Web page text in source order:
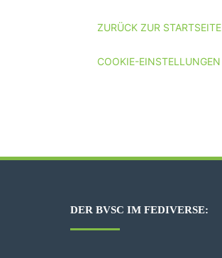
ZURÜCK ZUR STARTSEITE
COOKIE-EINSTELLUNGEN
DER BVSC IM FEDIVERSE: